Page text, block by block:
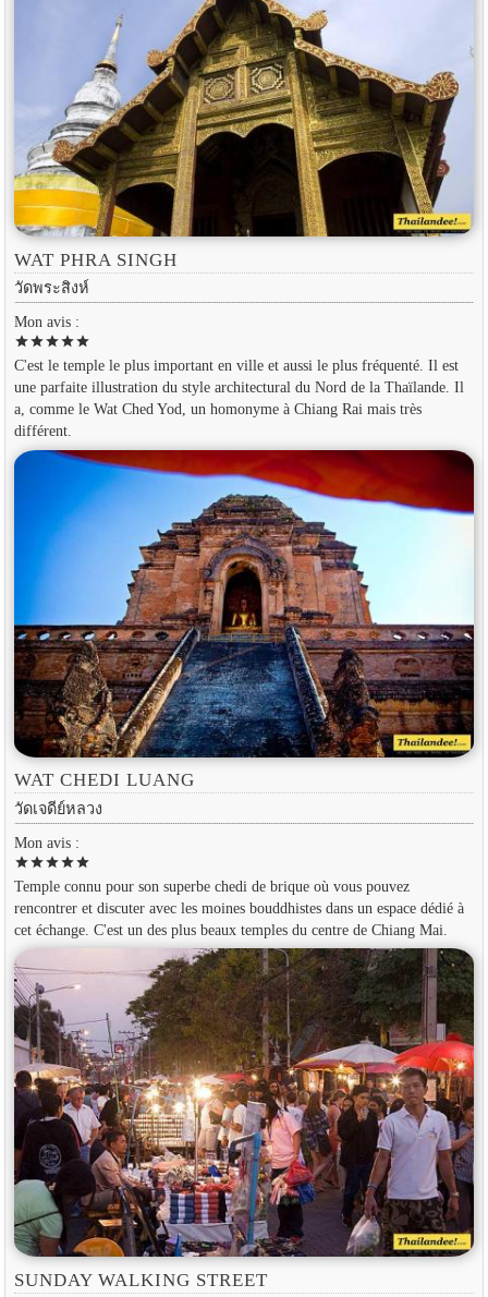
WAT PHRA SINGH
วัดพระสิงห์
Mon avis :
starstarstarstarstar
C'est le temple le plus important en ville et aussi le plus fréquenté. Il est
une parfaite illustration du style architectural du Nord de la Thaïlande. Il
a, comme le Wat Ched Yod, un homonyme à Chiang Rai mais très
différent.
WAT CHEDI LUANG
วัดเจดีย์หลวง
Mon avis :
starstarstarstarstar
Temple connu pour son superbe chedi de brique où vous pouvez
rencontrer et discuter avec les moines bouddhistes dans un espace dédié à
cet échange. C'est un des plus beaux temples du centre de Chiang Mai.
SUNDAY WALKING STREET